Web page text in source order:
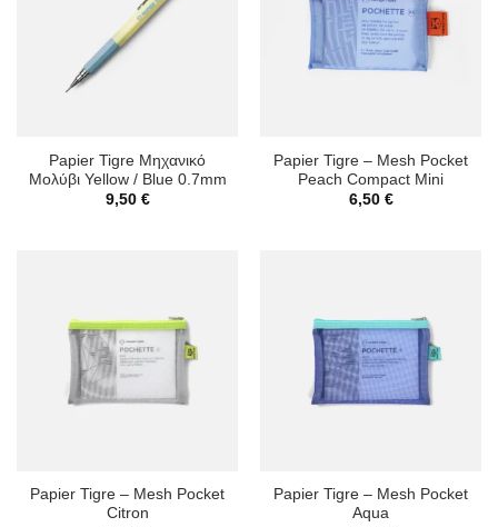
Papier Tigre Μηχανικό
Μολύβι Yellow / Blue 0.7mm
9,50 €
Papier Tigre – Mesh Pocket
Peach Compact Mini
6,50 €
Papier Tigre – Mesh Pocket
Citron
Papier Tigre – Mesh Pocket
Aqua